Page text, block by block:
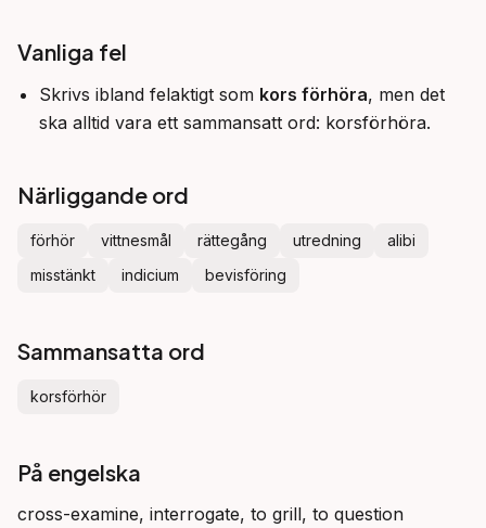
Vanliga fel
Skrivs ibland felaktigt som kors förhöra, men det
ska alltid vara ett sammansatt ord: korsförhöra.
Närliggande ord
förhör vittnesmål rättegång utredning
alibi
misstänkt
indicium bevisföring
Sammansatta ord
korsförhör
På engelska
cross-examine, interrogate, to grill, to question